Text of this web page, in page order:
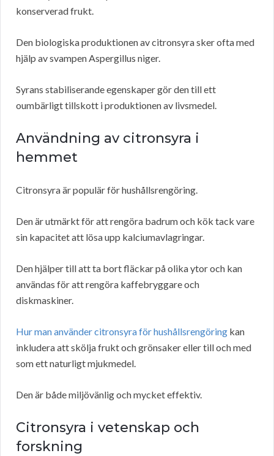
konserverad frukt.
Den biologiska produktionen av citronsyra sker ofta med
hjälp av svampen Aspergillus niger.
Syrans stabiliserande egenskaper gör den till ett
oumbärligt tillskott i produktionen av livsmedel.
Användning av citronsyra i
hemmet
Citronsyra är populär för hushållsrengöring.
Den är utmärkt för att rengöra badrum och kök tack vare
sin kapacitet att lösa upp kalciumavlagringar.
Den hjälper till att ta bort fläckar på olika ytor och kan
användas för att rengöra kaffebryggare och
diskmaskiner.
Hur man använder citronsyra för hushållsrengöring kan
inkludera att skölja frukt och grönsaker eller till och med
som ett naturligt mjukmedel.
Den är både miljövänlig och mycket effektiv.
Citronsyra i vetenskap och
forskning